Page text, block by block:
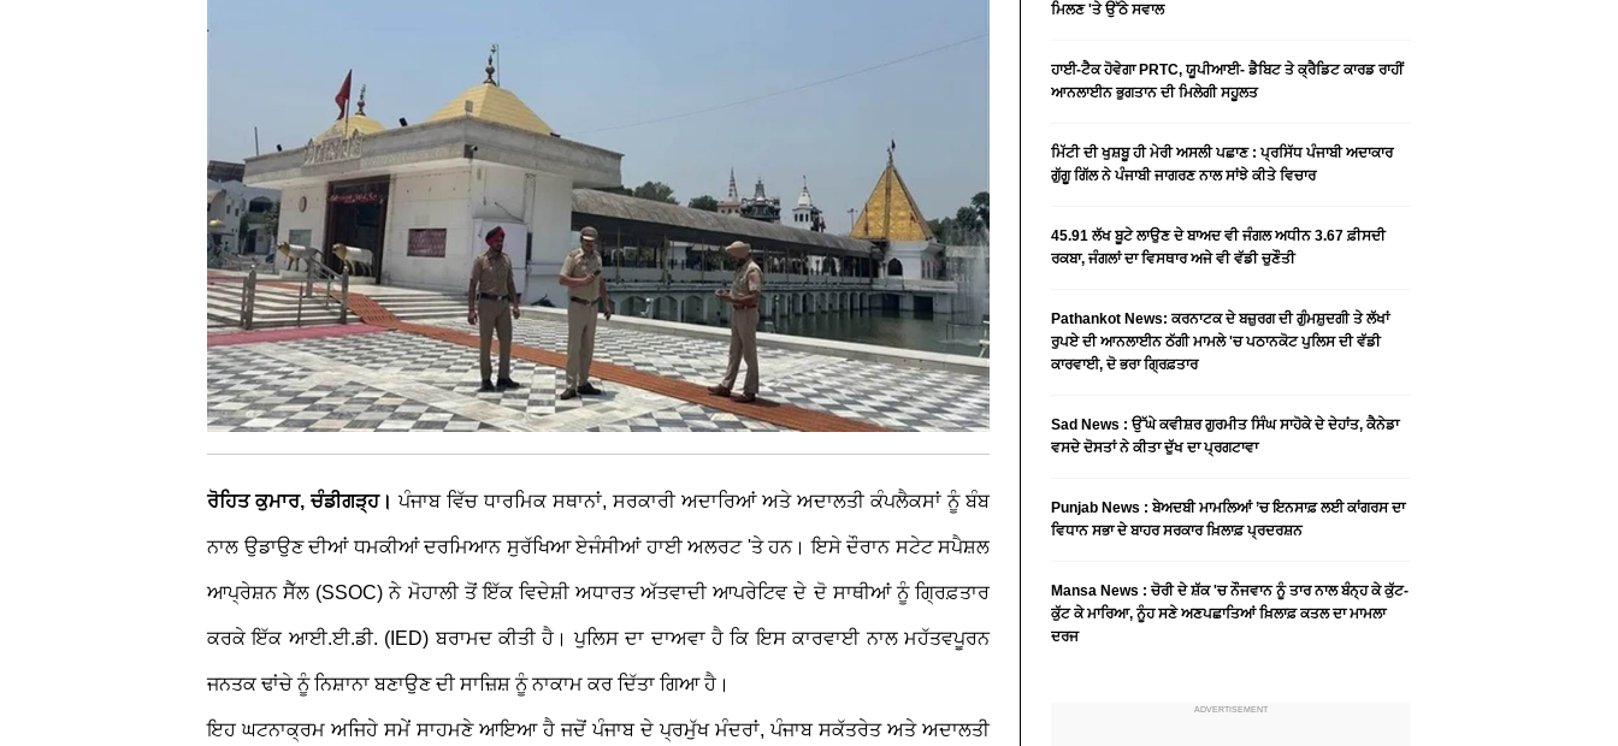
ਰੋਹਿਤ ਕੁਮਾਰ, ਚੰਡੀਗੜ੍ਹ।ਪੰਜਾਬ ਵਿੱਚ ਧਾਰਮਿਕ ਸਥਾਨਾਂ, ਸਰਕਾਰੀ ਅਦਾਰਿਆਂ ਅਤੇ ਅਦਾਲਤੀ ਕੰਪਲੈਕਸਾਂ ਨੂੰ ਬੰਬ
ਨਾਲ ਉਡਾਉਣ ਦੀਆਂ ਧਮਕੀਆਂ ਦਰਮਿਆਨ ਸੁਰੱਖਿਆ ਏਜੰਸੀਆਂ ਹਾਈ ਅਲਰਟ 'ਤੇ ਹਨ। ਇਸੇ ਦੌਰਾਨ ਸਟੇਟ ਸਪੈਸ਼ਲ
ਆਪ੍ਰੇਸ਼ਨ ਸੈੱਲ (SSOC) ਨੇ ਮੋਹਾਲੀ ਤੋਂ ਇੱਕ ਵਿਦੇਸ਼ੀ ਅਧਾਰਤ ਅੱਤਵਾਦੀ ਆਪਰੇਟਿਵ ਦੇ ਦੋ ਸਾਥੀਆਂ ਨੂੰ ਗ੍ਰਿਫ਼ਤਾਰ
ਕਰਕੇ ਇੱਕ ਆਈ.ਈ.ਡੀ. (IED) ਬਰਾਮਦ ਕੀਤੀ ਹੈ। ਪੁਲਿਸ ਦਾ ਦਾਅਵਾ ਹੈ ਕਿ ਇਸ ਕਾਰਵਾਈ ਨਾਲ ਮਹੱਤਵਪੂਰਨ
ਜਨਤਕ ਢਾਂਚੇ ਨੂੰ ਨਿਸ਼ਾਨਾ ਬਣਾਉਣ ਦੀ ਸਾਜ਼ਿਸ਼ ਨੂੰ ਨਾਕਾਮ ਕਰ ਦਿੱਤਾ ਗਿਆ ਹੈ।
ਇਹ ਘਟਨਾਕ੍ਰਮ ਅਜਿਹੇ ਸਮੇਂ ਸਾਹਮਣੇ ਆਇਆ ਹੈ ਜਦੋਂ ਪੰਜਾਬ ਦੇ ਪ੍ਰਮੁੱਖ ਮੰਦਰਾਂ, ਪੰਜਾਬ ਸਕੱਤਰੇਤ ਅਤੇ ਅਦਾਲਤੀ
ਮਿਲਣ 'ਤੇ ਉੱਠੇ ਸਵਾਲ
ਹਾਈ-ਟੈਕ ਹੋਵੇਗਾ PRTC, ਯੂਪੀਆਈ- ਡੈਬਿਟ ਤੇ ਕ੍ਰੈਡਿਟ ਕਾਰਡ ਰਾਹੀਂ
ਆਨਲਾਈਨ ਭੁਗਤਾਨ ਦੀ ਮਿਲੇਗੀ ਸਹੂਲਤ
ਮਿੱਟੀ ਦੀ ਖੁਸ਼ਬੂ ਹੀ ਮੇਰੀ ਅਸਲੀ ਪਛਾਣ : ਪ੍ਰਸਿੱਧ ਪੰਜਾਬੀ ਅਦਾਕਾਰ
ਗੁੱਗੂ ਗਿੱਲ ਨੇ ਪੰਜਾਬੀ ਜਾਗਰਣ ਨਾਲ ਸਾਂਝੇ ਕੀਤੇ ਵਿਚਾਰ
45.91 ਲੱਖ ਬੂਟੇ ਲਾਉਣ ਦੇ ਬਾਅਦ ਵੀ ਜੰਗਲ ਅਧੀਨ 3.67 ਫ਼ੀਸਦੀ
ਰਕਬਾ, ਜੰਗਲਾਂ ਦਾ ਵਿਸਥਾਰ ਅਜੇ ਵੀ ਵੱਡੀ ਚੁਣੌਤੀ
Pathankot News: ਕਰਨਾਟਕ ਦੇ ਬਜ਼ੁਰਗ ਦੀ ਗੁੰਮਸ਼ੁਦਗੀ ਤੇ ਲੱਖਾਂ
ਰੁਪਏ ਦੀ ਆਨਲਾਈਨ ਠੱਗੀ ਮਾਮਲੇ 'ਚ ਪਠਾਨਕੋਟ ਪੁਲਿਸ ਦੀ ਵੱਡੀ
ਕਾਰਵਾਈ, ਦੋ ਭਰਾ ਗ੍ਰਿਫ਼ਤਾਰ
Sad News : ਉੱਘੇ ਕਵੀਸ਼ਰ ਗੁਰਮੀਤ ਸਿੰਘ ਸਾਹੋਕੇ ਦੇ ਦੇਹਾਂਤ, ਕੈਨੇਡਾ
ਵਸਦੇ ਦੋਸਤਾਂ ਨੇ ਕੀਤਾ ਦੁੱਖ ਦਾ ਪ੍ਰਗਟਾਵਾ
Punjab News : ਬੇਅਦਬੀ ਮਾਮਲਿਆਂ ’ਚ ਇਨਸਾਫ਼ ਲਈ ਕਾਂਗਰਸ ਦਾ
ਵਿਧਾਨ ਸਭਾ ਦੇ ਬਾਹਰ ਸਰਕਾਰ ਖ਼ਿਲਾਫ਼ ਪ੍ਰਦਰਸ਼ਨ
Mansa News : ਚੋਰੀ ਦੇ ਸ਼ੱਕ 'ਚ ਨੌਜਵਾਨ ਨੂੰ ਤਾਰ ਨਾਲ ਬੰਨ੍ਹ ਕੇ ਕੁੱਟ-
ਕੁੱਟ ਕੇ ਮਾਰਿਆ, ਨੂੰਹ ਸਣੇ ਅਣਪਛਾਤਿਆਂ ਖ਼ਿਲਾਫ਼ ਕਤਲ ਦਾ ਮਾਮਲਾ
ਦਰਜ